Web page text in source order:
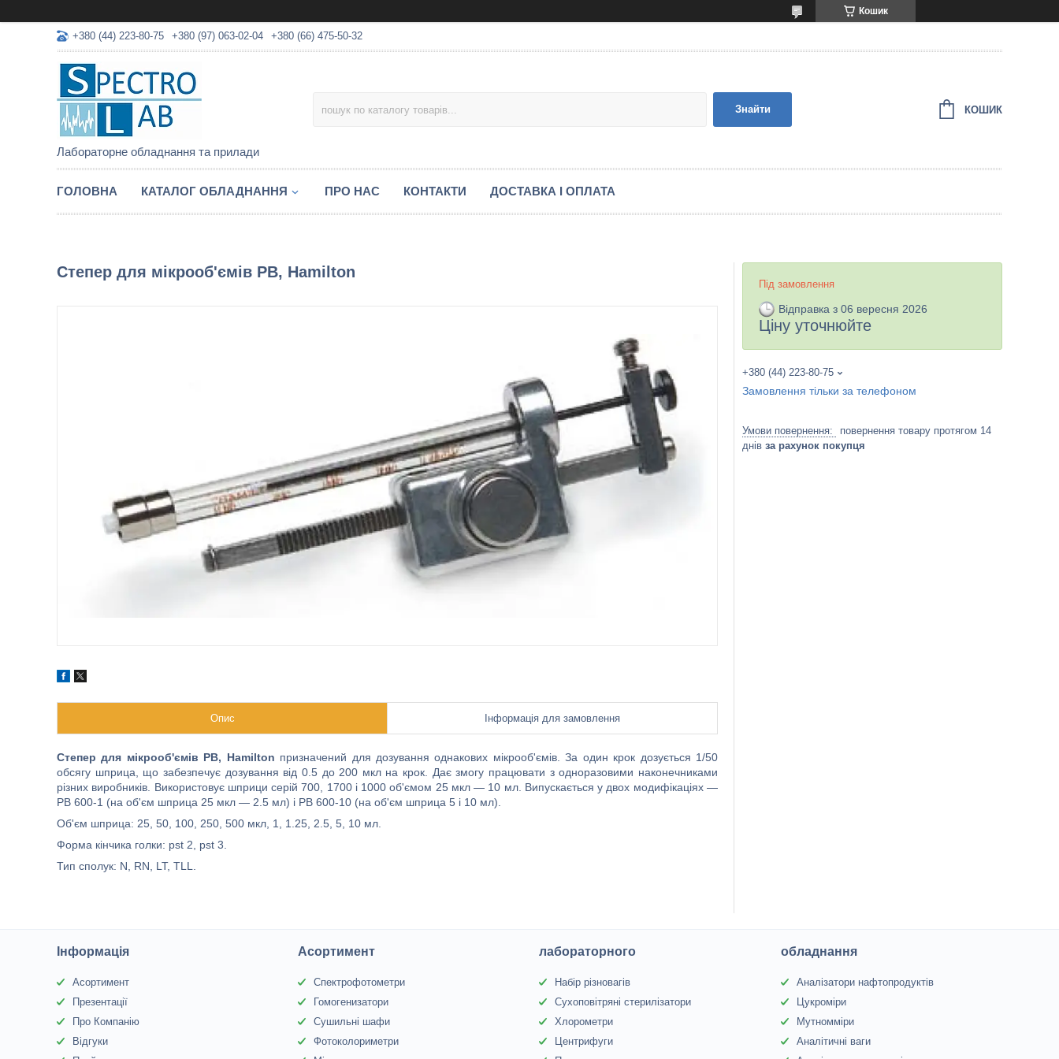
Кошик
+380 (44) 223-80-75 +380 (97) 063-02-04 +380 (66) 475-50-32
Лабораторне обладнання та прилади
Знайти КОШИК
ГОЛОВНА КАТАЛОГ ОБЛАДНАННЯ ПРО НАС КОНТАКТИ ДОСТАВКА І ОПЛАТА
Степер для мікрооб'ємів PB, Hamilton
Опис Інформація для замовлення
Степер для мікрооб'ємів PB, Hamilton призначений для дозування однакових мікрооб'ємів. За один крок дозується 1/50
обсягу шприца, що забезпечує дозування від 0.5 до 200 мкл на крок. Дає змогу працювати з одноразовими наконечниками
різних виробників. Використовує шприци серій 700, 1700 і 1000 об'ємом 25 мкл — 10 мл. Випускається у двох модифікаціях —
PB 600-1 (на об'єм шприца 25 мкл — 2.5 мл) і PB 600-10 (на об'єм шприца 5 і 10 мл).
Об'єм шприца: 25, 50, 100, 250, 500 мкл, 1, 1.25, 2.5, 5, 10 мл.
Форма кінчика голки: pst 2, pst 3.
Тип сполук: N, RN, LT, TLL.
Під замовлення
Відправка з 06 вересня 2026
Ціну уточнюйте
+380 (44) 223-80-75
Замовлення тільки за телефоном
повернення товару протягом 14
днів за рахунок покупця
Інформація
Асортимент
Презентації
Про Компанію
Відгуки
Асортимент
Спектрофотометри
Гомогенизатори
Сушильні шафи
Фотоколориметри
лабораторного
Набір різновагів
Сухоповітряні стерилізатори
Хлорометри
Центрифуги
обладнання
Аналізатори нафтопродуктів
Цукроміри
Мутномміри
Аналітичні ваги